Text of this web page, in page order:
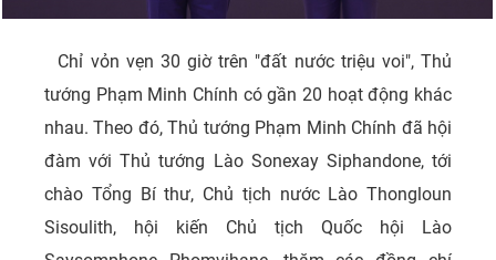
Chỉ vỏn vẹn 30 giờ trên "đất nước triệu voi", Thủ
tướng Phạm Minh Chính có gần 20 hoạt động khác
nhau. Theo đó, Thủ tướng Phạm Minh Chính đã hội
đàm với Thủ tướng Lào Sonexay Siphandone, tới
chào Tổng Bí thư, Chủ tịch nước Lào Thongloun
Sisoulith, hội kiến Chủ tịch Quốc hội Lào